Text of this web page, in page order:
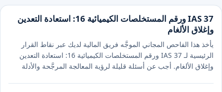
IAS 37 ورقم المستخلصات الكيميائية 16: استعادة التعدين
وإغلاق الألغام
يأخذ هذا الفاحص المجاني الموجَّه فريق المالية لديك عبر نقاط القرار
الرئيسية لـ IAS 37 ورقم المستخلصات الكيميائية 16: استعادة التعدين
وإغلاق الألغام. أجب عن أسئلة قليلة لرؤية المعالجة المرجَّحة والأدلة